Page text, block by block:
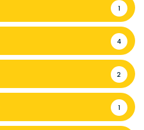
1
4
2
1